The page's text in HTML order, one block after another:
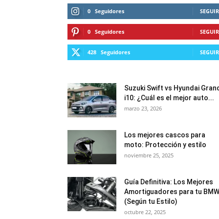
0 Seguidores SEGUIR
0 Seguidores SEGUIR
428 Seguidores SEGUIR
Suzuki Swift vs Hyundai
i10: ¿Cuál es el mejor auto...
marzo 23, 2026
Los mejores cascos para
moto: Protección y estilo
noviembre 25, 2025
Guía Definitiva: Los Mejores
Amortiguadores para tu BMW
(Según tu Estilo)
octubre 22, 2025